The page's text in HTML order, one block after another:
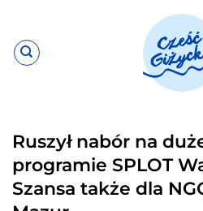
zawartości
Ruszył nabór na
programie SPLOT
Szansa także dla